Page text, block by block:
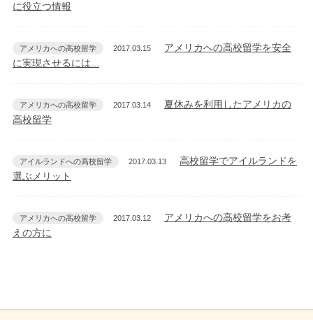
に役立つ情報
アメリカへの高校留学 2017.03.15
アメリカへの高校留学を安全
に実現させるには...
アメリカへの高校留学 2017.03.14
夏休みを利用したアメリカの
高校留学
アイルランドへの高校留学 2017.03.13
高校留学でアイルランドを
選ぶメリット
アメリカへの高校留学 2017.03.12
アメリカへの高校留学をお考
えの方に